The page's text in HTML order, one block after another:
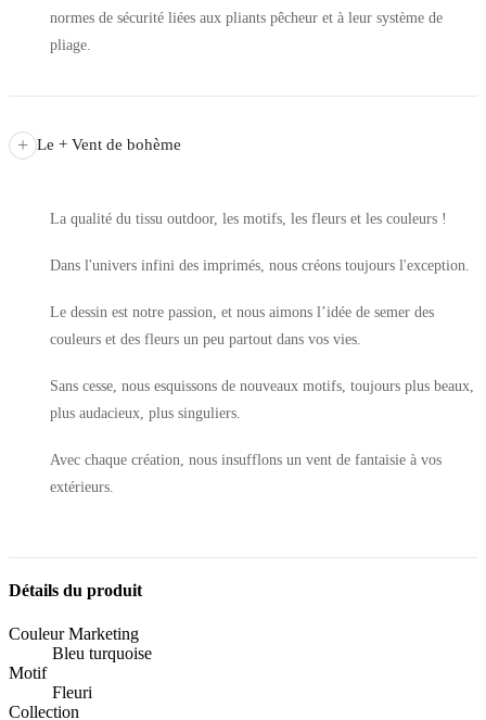
normes de sécurité liées aux pliants pêcheur et à leur système de
pliage.
+ Le + Vent de bohème
La qualité du tissu outdoor, les motifs, les fleurs et les couleurs !
Dans l'univers infini des imprimés, nous créons toujours l'exception.
Le dessin est notre passion, et nous aimons l’idée de semer des
couleurs et des fleurs un peu partout dans vos vies.
Sans cesse, nous esquissons de nouveaux motifs, toujours plus beaux,
plus audacieux, plus singuliers.
Avec chaque création, nous insufflons un vent de fantaisie à vos
extérieurs.
Détails du produit
Couleur Marketing
Bleu turquoise
Motif
Fleuri
Collection